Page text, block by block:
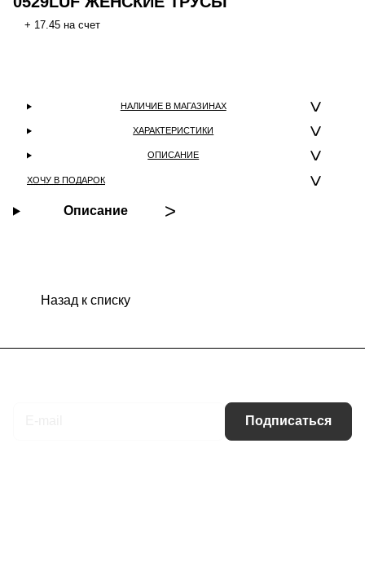
+ 17.45 на счет
НАЛИЧИЕ В МАГАЗИНАХ
ХАРАКТЕРИСТИКИ
ОПИСАНИЕ
ХОЧУ В ПОДАРОК
Описание
Назад к списку
Подписаться